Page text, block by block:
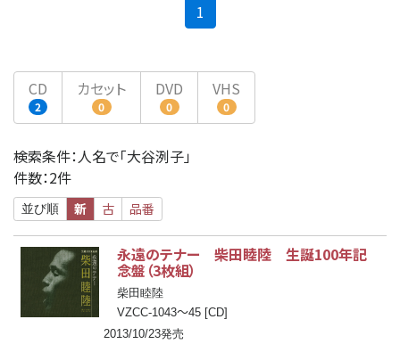
1
CD
2
カセット
0
DVD
0
VHS
0
検索条件：人名で「大谷洌子」
件数：2件
並び順 新 古 品番
永遠のテナー 柴田睦陸 生誕100年記
念盤（3枚組）
柴田睦陸
VZCC-1043〜45 [CD]
2013/10/23発売